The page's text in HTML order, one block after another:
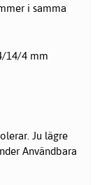
i samma
14/4 mm
Ju lägre
Användbara